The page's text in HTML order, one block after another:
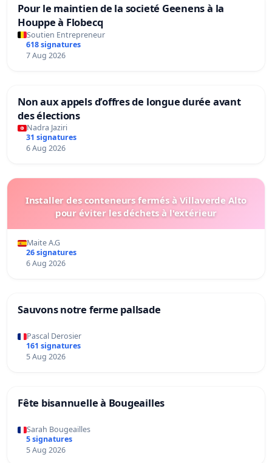
Pour le maintien de la societé Geenens à la
Houppe à Flobecq
Soutien Entrepreneur
618 signatures
7 Aug 2026
Non aux appels d’offres de longue durée avant
des élections
Nadra Jaziri
31 signatures
6 Aug 2026
Installer des conteneurs fermés à Villaverde Alto
pour éviter les déchets à l'extérieur
Maite A.G
26 signatures
6 Aug 2026
Sauvons notre ferme pallsade
Pascal Derosier
161 signatures
5 Aug 2026
Fête bisannuelle à Bougeailles
Sarah Bougeailles
5 signatures
5 Aug 2026